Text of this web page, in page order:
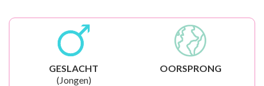
GESLACHT
(Jongen)
OORSPRONG